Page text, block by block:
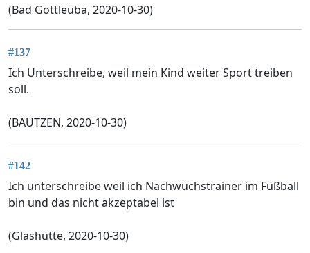
(Bad Gottleuba, 2020-10-30)
#137
Ich Unterschreibe, weil mein Kind weiter Sport treiben
soll.
(BAUTZEN, 2020-10-30)
#142
Ich unterschreibe weil ich Nachwuchstrainer im Fußball
bin und das nicht akzeptabel ist
(Glashütte, 2020-10-30)